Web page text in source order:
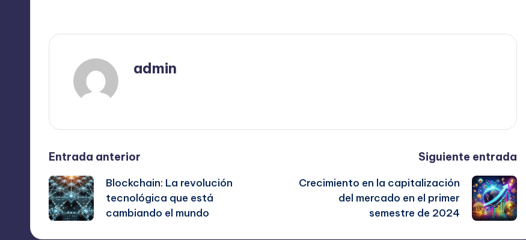
admin
Navegación
de
entradas
Entrada anterior
Blockchain: La revolución
tecnológica que está
cambiando el mundo
Siguiente entrada
Crecimiento en la capitalización
del mercado en el primer
semestre de 2024